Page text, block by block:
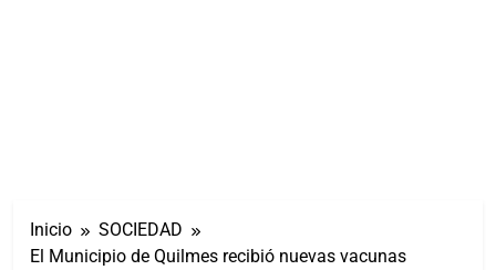
Inicio
SOCIEDAD
El Municipio de Quilmes recibió nuevas vacunas